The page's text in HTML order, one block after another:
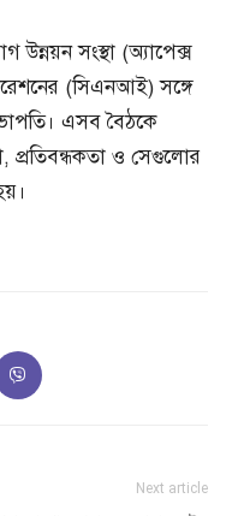
উন্নয়ন সংস্থা (অ্যাপেক্স
(সিএনআই) সঙ্গে
এসব বৈঠকে
প্রতিবন্ধকতা ও সেগুলোর
Next article